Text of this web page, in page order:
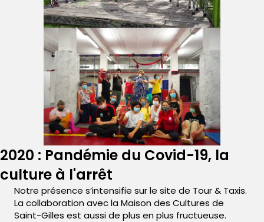
2020 : Pandémie du Covid-19, la
culture à l'arrêt
Notre présence s’intensifie sur le site de Tour & Taxis.
La collaboration avec la Maison des Cultures de
Saint-Gilles est aussi de plus en plus fructueuse.